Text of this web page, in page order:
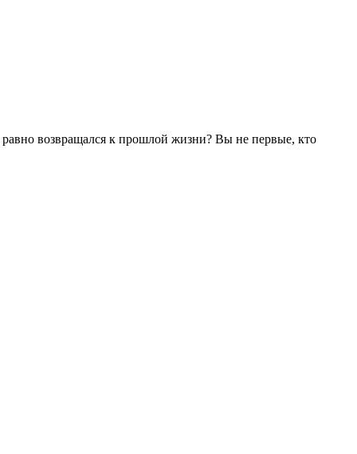
равно возвращался к прошлой жизни? Вы не первые, кто